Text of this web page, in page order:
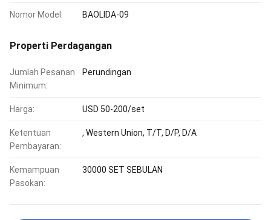
Nomor Model: BAOLIDA-09
Properti Perdagangan
Jumlah Pesanan
Minimum:
Perundingan
Harga: USD 50-200/set
Ketentuan
Pembayaran:
, Western Union, T/T, D/P, D/A
Kemampuan
Pasokan:
30000 SET SEBULAN